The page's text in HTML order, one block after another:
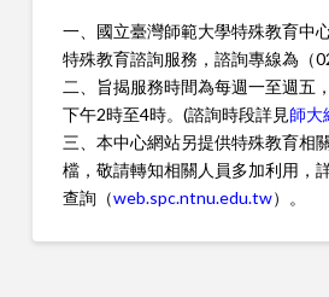
一、國立臺灣師範大學特殊教育中
特殊教育諮詢服務，諮詢專線為（
二、旨揭服務時間為每週一至週五
下午2時至4時。(諮詢時段詳見師大
三、本中心網站另提供特殊教育相
檔，敬請轉知相關人員多加利用，
查詢（web.spc.ntnu.edu.tw）。